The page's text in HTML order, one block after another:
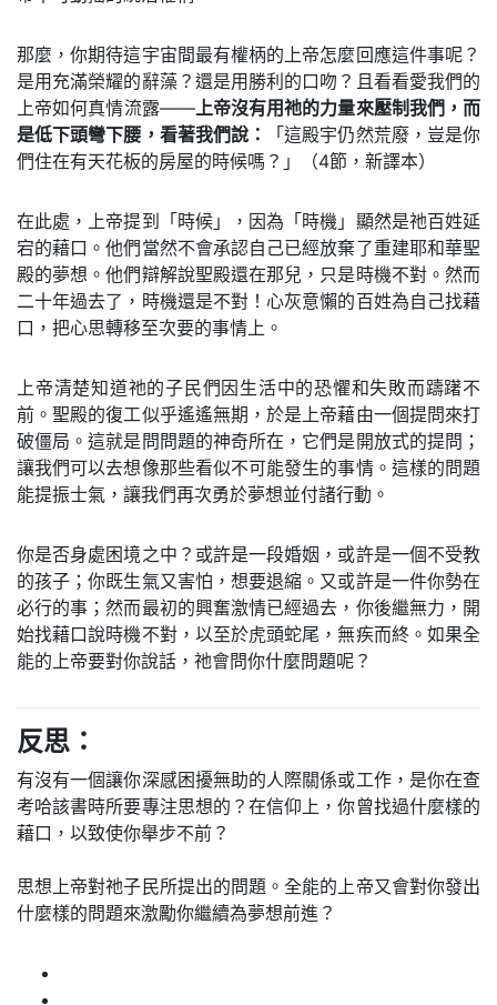
那麼，你期待這宇宙間最有權柄的上帝怎麼回應這件事呢？
是用充滿榮耀的辭藻？還是用勝利的口吻？且看看愛我們的
上帝如何真情流露——上帝沒有用祂的力量來壓制我們，而
是低下頭彎下腰，看著我們說：
「這殿宇仍然荒廢，豈是你
們住在有天花板的房屋的時候嗎？」（4節，新譯本）
在此處，上帝提到「時候」，因為「時機」顯然是祂百姓延
宕的藉口。他們當然不會承認自己已經放棄了重建耶和華聖
殿的夢想。他們辯解說聖殿還在那兒，只是時機不對。然而
二十年過去了，時機還是不對！心灰意懶的百姓為自己找藉
口，把心思轉移至次要的事情上。
上帝清楚知道祂的子民們因生活中的恐懼和失敗而躊躇不
前。聖殿的復工似乎遙遙無期，於是上帝藉由一個提問來打
破僵局。這就是問問題的神奇所在，它們是開放式的提問；
讓我們可以去想像那些看似不可能發生的事情。這樣的問題
能提振士氣，讓我們再次勇於夢想並付諸行動。
你是否身處困境之中？或許是一段婚姻，或許是一個不受教
的孩子；你既生氣又害怕，想要退縮。又或許是一件你勢在
必行的事；然而最初的興奮激情已經過去，你後繼無力，開
始找藉口說時機不對，以至於虎頭蛇尾，無疾而終。如果全
能的上帝要對你說話，祂會問你什麼問題呢？
反思：
有沒有一個讓你深感困擾無助的人際關係或工作，是你在查
考哈該書時所要專注思想的？在信仰上，你曾找過什麼樣的
藉口，以致使你舉步不前？
思想上帝對祂子民所提出的問題。全能的上帝又會對你發出
什麼樣的問題來激勵你繼續為夢想前進？